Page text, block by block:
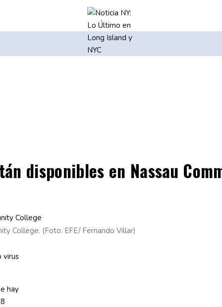
disponibles en Nassau
College. (Foto: EFE/ Fernando Villar)
virus
hay